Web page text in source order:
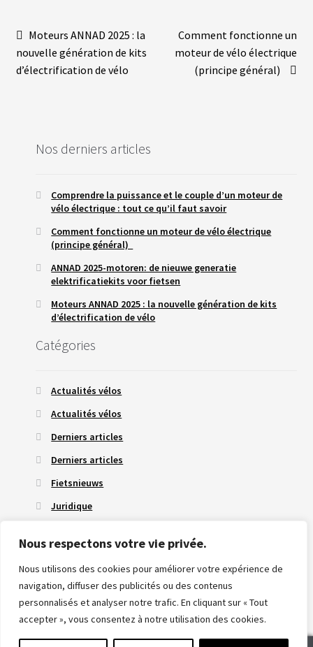
Nous respectons votre vie privée.
Nous utilisons des cookies pour améliorer votre expérience de
navigation, diffuser des publicités ou des contenus
personnalisés et analyser notre trafic. En cliquant sur « Tout
accepter », vous consentez à notre utilisation des cookies.
Navigation
de
Article
précédent :
Moteurs ANNAD 2025 : la
nouvelle génération de kits
d’électrification de vélo
Article
suivant :
Comment fonctionne un
moteur de vélo électrique
(principe général)
Nos derniers articles
Comprendre la puissance et le couple d’un moteur de
vélo électrique : tout ce qu’il faut savoir
Comment fonctionne un moteur de vélo électrique
(principe général)
ANNAD 2025-motoren: de nieuwe generatie
elektrificatiekits voor fietsen
Moteurs ANNAD 2025 : la nouvelle génération de kits
d’électrification de vélo
Catégories
Actualités vélos
Actualités vélos
Derniers articles
Derniers articles
Fietsnieuws
Juridique
laatste artikelen
Legaal
Non classé
Nos conseils